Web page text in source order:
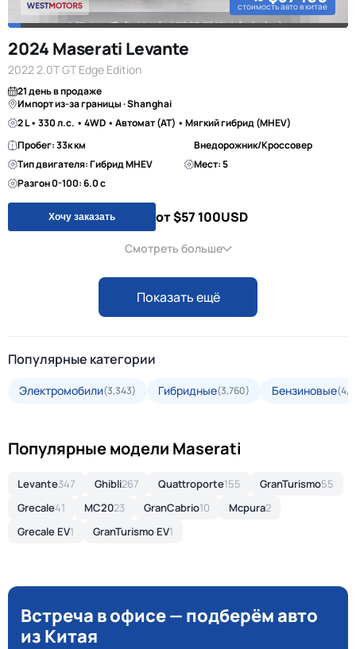
стоимость авто в китае
2024 Maserati Levante
2022 2.0T GT Edge Edition
21 день в продаже
Импорт из-за границы · Shanghai
2 L • 330 л.с. • 4WD • Автомат (AT) • Мягкий гибрид (MHEV)
Пробег: 33к км
Внедорожник/Кроссовер
Тип двигателя: Гибрид MHEV
Мест: 5
Разгон 0-100: 6.0 с
Хочу заказать от $57 100USD
Смотреть больше
Показать ещё
Популярные категории
Электромобили(3,343) Гибридные(3,760) Бензиновые
Популярные модели Maserati
Levante347 Ghibli267 Quattroporte155 GranTurismo55
Grecale41 MC2023 GranCabrio10 Mcpura2
Grecale EV1 GranTurismo EV1
Встреча в офисе — подберём авто
из Китая